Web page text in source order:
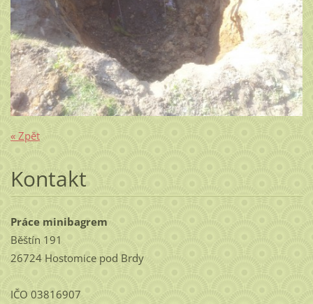
« Zpět
Kontakt
Práce minibagrem
Běštín 191
26724 Hostomice pod Brdy
IČO 03816907